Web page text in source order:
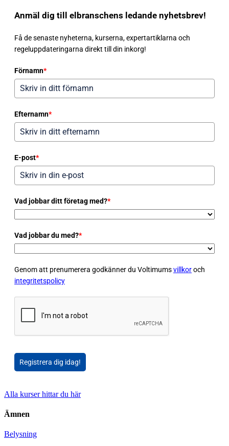
Anmäl dig till elbranschens ledande nyhetsbrev!
Få de senaste nyheterna, kurserna, expertartiklarna och
regeluppdateringarna direkt till din inkorg!
Förnamn*
Efternamn*
E-post*
Vad jobbar ditt företag med?*
Vad jobbar du med?*
Genom att prenumerera godkänner du Voltimumsvillkoroch
integritetspolicy
Registrera dig idag!
Alla kurser hittar du här
Ämnen
Belysning